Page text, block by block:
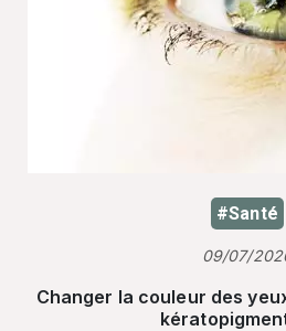
#Santé
09/07/
Changer la couleur des